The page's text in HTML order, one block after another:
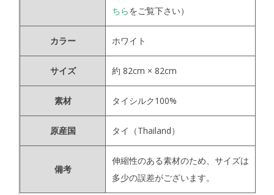
ちらをご覧下さい）
カラー ホワイト
サイズ 約 82cm × 82cm
素材 タイシルク100%
原産国 タイ（Thailand）
備考
伸縮性のある素材のため、サイズは
多少の誤差がございます。